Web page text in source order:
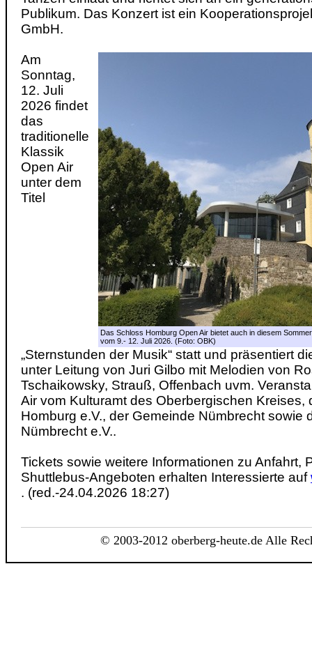
Publikum. Das Konzert ist ein
GmbH.
Das Schloss Homburg Open Air bietet auch in diesem
vom 9.- 12. Juli 2026. (Foto: OBK)
Am
Sonntag,
12. Juli
2026 findet
das
traditionelle
Klassik
Open Air
unter dem
Titel
„Sternstunden der Musik“ statt und präsentiert
unter Leitung von Juri Gilbo mit Melodien von
Tschaikowsky, Strauß, Offenbach uvm.
Air vom Kulturamt des Oberbergischen Kreises,
Homburg e.V., der Gemeinde Nümbrecht sowie
Nümbrecht e.V..
Tickets sowie weitere Informationen zu Anfahrt,
Shuttlebus-Angeboten erhalten Interessierte auf
. (red.-24.04.2026 18:27)
© 2003-2012 oberberg-heute.de Alle